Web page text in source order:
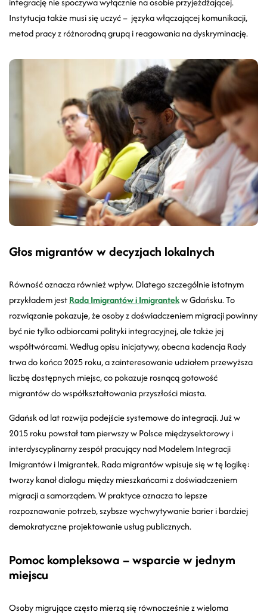
Instytucja także musi się uczyć– języka włączającej komunikacji,
metod pracy z różnorodną grupą i reagowania na dyskryminację.
Głos migrantów w decyzjach lokalnych
Równość oznacza również wpływ. Dlatego szczególnie istotnym
przykładem jestRada Imigrantów i Imigrantekw Gdańsku. To
rozwiązanie pokazuje, że osoby z doświadczeniem migracji powinny
być nie tylko odbiorcami polityki integracyjnej, ale także jej
współtwórcami. Według opisu inicjatywy, obecna kadencja Rady
trwa do końca 2025 roku, a zainteresowanie udziałem przewyższa
liczbę dostępnych miejsc, co pokazuje rosnącą gotowość
migrantów do współkształtowania przyszłości miasta.
Gdańsk od lat rozwija podejście systemowe do integracji. Już w
2015 roku powstał tam pierwszy w Polsce międzysektorowy i
interdyscyplinarny zespół pracujący nad Modelem Integracji
Imigrantów i Imigrantek. Rada migrantów wpisuje się w tę logikę:
tworzy kanał dialogu między mieszkańcami z doświadczeniem
migracji a samorządem. W praktyce oznacza to lepsze
rozpoznawanie potrzeb, szybsze wychwytywanie barier i bardziej
demokratyczne projektowanie usług publicznych.
Pomoc kompleksowa – wsparcie w jednym
miejscu
Osoby migrujące często mierzą się równocześnie z wieloma